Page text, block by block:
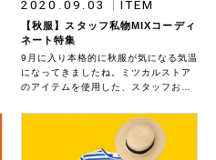
2020.09.03 ITEM
【秋服】スタッフ私物MIXコーディ
ネート特集
9月に入り本格的に秋服が気になる気温
になってきましたね。ミツカルストア
のアイテムを使用した、スタッフおす
ます。